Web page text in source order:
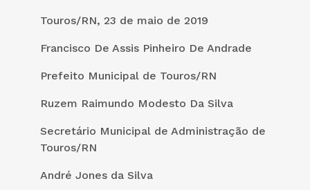
Touros/RN, 23 de maio de 2019
Francisco De Assis Pinheiro De Andrade
Prefeito Municipal de Touros/RN
Ruzem Raimundo Modesto Da Silva
Secretário Municipal de Administração de
Touros/RN
André Jones da Silva